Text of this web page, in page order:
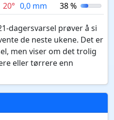
20° 0,0 mm 38 %
dagersvarsel prøver å si
de neste ukene. Det er
men viser om det trolig
eller tørrere enn